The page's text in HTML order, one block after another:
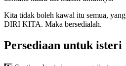
Kita tidak boleh kawal itu semua,
DIRI KITA. Maka bersedialah.
Persediaan untuk isteri